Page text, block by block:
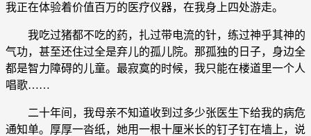
我正在体验着价值百万的医疗仪器，在我身上四处游走。
我吃过猪都不吃的药，扎过带电流的针，练过神乎其神的
气功，甚至还住过全是弃儿的孤儿院。那孤独的日子，身边全
都是智力障碍的儿童。最寂寞的时候，我只能在楼道里一个人
唱歌……
二十年间，我母亲不知道收到过多少张医生下给我的病危
通知单。厚厚一沓纸，她用一根十厘米长的钉子钉在墙上，说